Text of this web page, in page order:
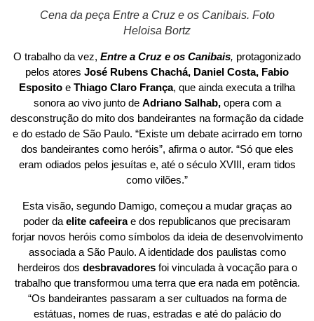
Cena da peça Entre a Cruz e os Canibais. Foto
Heloisa Bortz
O trabalho da vez, Entre a Cruz e os Canibais, protagonizado
pelos atores José Rubens Chachá, Daniel Costa, Fabio
Esposito e Thiago Claro França, que ainda executa a trilha
sonora ao vivo junto de Adriano Salhab,opera com a
desconstrução do mito dos bandeirantes na formação da cidade
e do estado de São Paulo. “Existe um debate acirrado em torno
dos bandeirantes como heróis”, afirma o autor. “Só que eles
eram odiados pelos jesuítas e, até o século XVIII, eram tidos
como vilões.”
Esta visão, segundo Damigo, começou a mudar graças ao
poder da elite cafeeirae dos republicanos que precisaram
forjar novos heróis como símbolos da ideia de desenvolvimento
associada a São Paulo. A identidade dos paulistas como
herdeiros dos desbravadoresfoi vinculada à vocação para o
trabalho que transformou uma terra que era nada em potência.
“Os bandeirantes passaram a ser cultuados na forma de
estátuas, nomes de ruas, estradas e até do palácio do